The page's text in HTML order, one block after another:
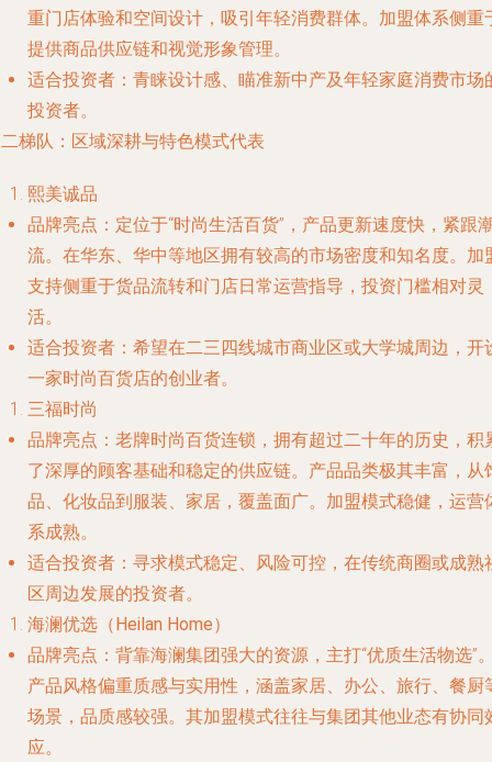
重门店体验和空间设计，吸引年轻消费群体。加盟体系侧重
提供商品供应链和视觉形象管理。
适合投资者 ：青睐设计感、瞄准新中产及年轻家庭消费市场
投资者。
梯队：区域深耕与特色模式代表
熙美诚品
品牌亮点 ：定位于“时尚生活百货”，产品更新速度快，紧跟
流。在华东、华中等地区拥有较高的市场密度和知名度。加
支持侧重于货品流转和门店日常运营指导，投资门槛相对灵
活。
适合投资者 ：希望在二三四线城市商业区或大学城周边，开
一家时尚百货店的创业者。
三福时尚
品牌亮点 ：老牌时尚百货连锁，拥有超过二十年的历史，积
了深厚的顾客基础和稳定的供应链。产品品类极其丰富，从
品、化妆品到服装、家居，覆盖面广。加盟模式稳健，运营
系成熟。
适合投资者 ：寻求模式稳定、风险可控，在传统商圈或成熟
区周边发展的投资者。
海澜优选（Heilan Home）
品牌亮点 ：背靠海澜集团强大的资源，主打“优质生活物选”
产品风格偏重质感与实用性，涵盖家居、办公、旅行、餐厨
场景，品质感较强。其加盟模式往往与集团其他业态有协同
应。